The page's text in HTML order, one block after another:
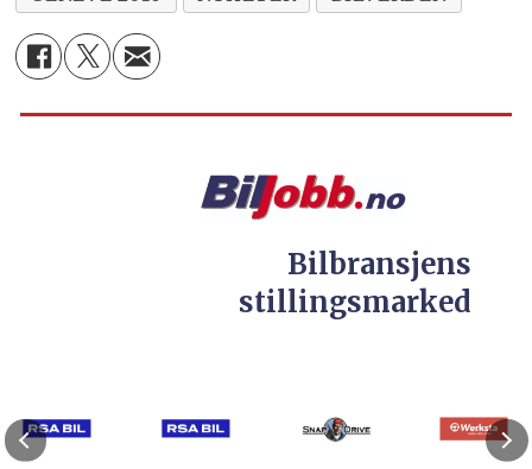
Bilbransjens
stillingsmarked